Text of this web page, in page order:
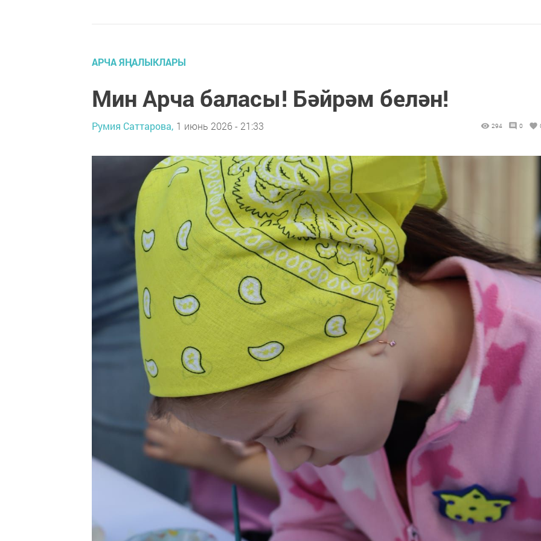
АРЧА ЯҢАЛЫКЛАРЫ
Мин Арча баласы! Бәйрәм белән!
Румия Саттарова, 1 июнь 2026 - 21:33 294 0